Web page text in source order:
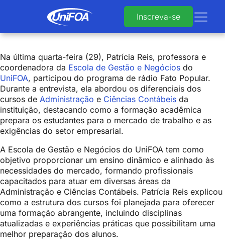
Inscreva-se
Na última quarta-feira (29), Patrícia Reis, professora e
coordenadora da Escola de Gestão e Negócios do
UniFOA, participou do programa de rádio Fato Popular.
Durante a entrevista, ela abordou os diferenciais dos
cursos de Administração e Ciências Contábeis da
instituição, destacando como a formação acadêmica
prepara os estudantes para o mercado de trabalho e as
exigências do setor empresarial.
A Escola de Gestão e Negócios do UniFOA tem como
objetivo proporcionar um ensino dinâmico e alinhado às
necessidades do mercado, formando profissionais
capacitados para atuar em diversas áreas da
Administração e Ciências Contábeis. Patrícia Reis explicou
como a estrutura dos cursos foi planejada para oferecer
uma formação abrangente, incluindo disciplinas
atualizadas e experiências práticas que possibilitam uma
melhor preparação dos alunos.